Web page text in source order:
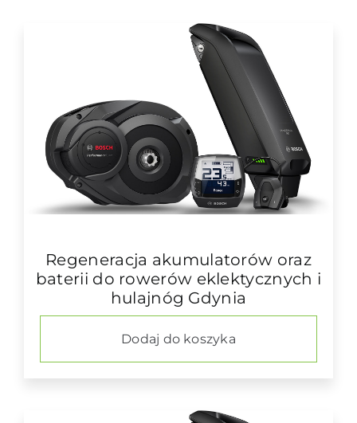
Regeneracja akumulatorów oraz
baterii do rowerów eklektycznych i
hulajnóg Gdynia
Dodaj do koszyka